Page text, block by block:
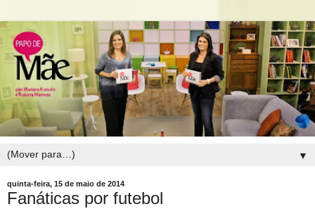
▼
quinta-feira, 15 de maio de 2014
Fanáticas por futebol